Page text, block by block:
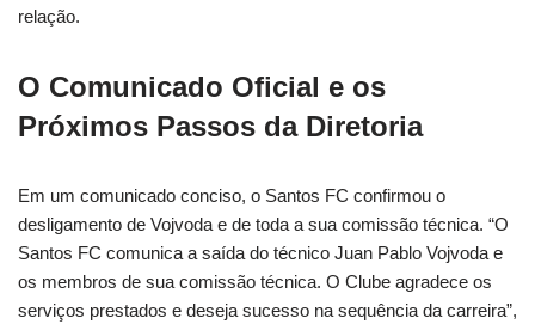
relação.
O Comunicado Oficial e os
Próximos Passos da Diretoria
Em um comunicado conciso, o Santos FC confirmou o
desligamento de Vojvoda e de toda a sua comissão técnica. “O
Santos FC comunica a saída do técnico Juan Pablo Vojvoda e
os membros de sua comissão técnica. O Clube agradece os
serviços prestados e deseja sucesso na sequência da carreira”,